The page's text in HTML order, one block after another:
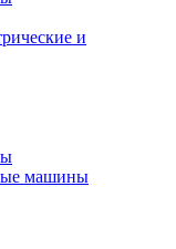
и
машины